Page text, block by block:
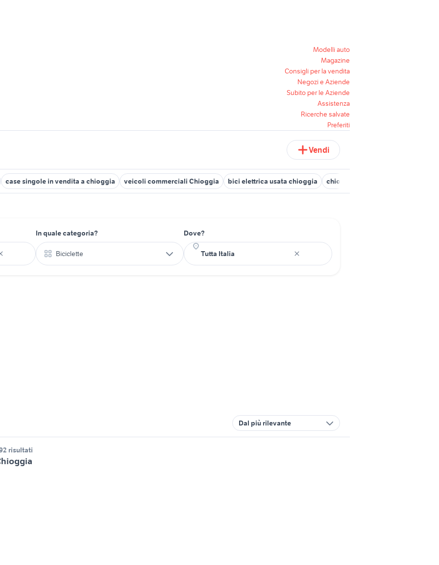
Modelli auto
Magazine
Consigli per la vendita
Negozi e Aziende
Subito per le Aziende
Assistenza
Ricerche salvate
Preferiti
Vendi
case singole in vendita a chioggia veicoli commerciali Chioggia bici elettrica usata chioggia chioggia biciclette Veneto
In quale categoria?
Biciclette
Dove?
Dal più rilevante
risultati